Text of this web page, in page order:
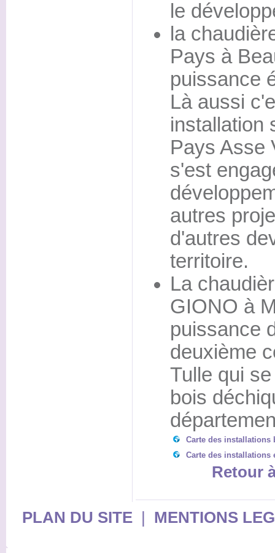
le
la
Pays à
puissance
Là aussi
installation
Pays Asse
s'est
autres
d'autres
territoire.
La
GIONO à
puissance
deuxième
Tulle qui
bois
Carte des installations
Carte des installations
Retour
PLAN DU SITE| MENTIONS